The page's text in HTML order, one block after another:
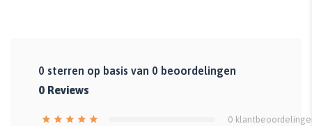
0 sterren op basis van 0 beoordelingen
0 Reviews
0